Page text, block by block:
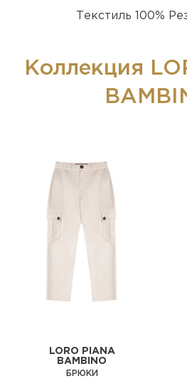
Текстиль 100%
Коллекция
LORO PIANA
BAMBINO
БРЮКИ